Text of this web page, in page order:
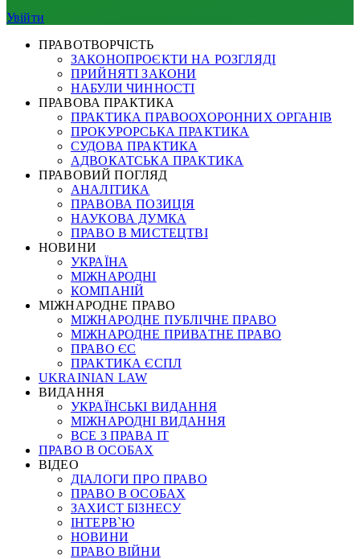
Увійти
ПРАВОТВОРЧІСТЬ
ЗАКОНОПРОЄКТИ НА РОЗГЛЯДІ
ПРИЙНЯТІ ЗАКОНИ
НАБУЛИ ЧИННОСТІ
ПРАВОВА ПРАКТИКА
ПРАКТИКА ПРАВООХОРОННИХ ОРГАНІВ
ПРОКУРОРСЬКА ПРАКТИКА
СУДОВА ПРАКТИКА
АДВОКАТСЬКА ПРАКТИКА
ПРАВОВИЙ ПОГЛЯД
АНАЛІТИКА
ПРАВОВА ПОЗИЦІЯ
НАУКОВА ДУМКА
ПРАВО В МИСТЕЦТВІ
НОВИНИ
УКРАЇНА
МІЖНАРОДНІ
КОМПАНІЙ
МІЖНАРОДНЕ ПРАВО
МІЖНАРОДНЕ ПУБЛІЧНЕ ПРАВО
МІЖНАРОДНЕ ПРИВАТНЕ ПРАВО
ПРАВО ЄС
ПРАКТИКА ЄСПЛ
UKRAINIAN LAW
ВИДАННЯ
УКРАЇНСЬКІ ВИДАННЯ
МІЖНАРОДНІ ВИДАННЯ
ВСЕ З ПРАВА ІТ
ПРАВО В ОСОБАХ
ВІДЕО
ДІАЛОГИ ПРО ПРАВО
ПРАВО В ОСОБАХ
ЗАХИСТ БІЗНЕСУ
ІНТЕРВ`Ю
НОВИНИ
ПРАВО ВІЙНИ